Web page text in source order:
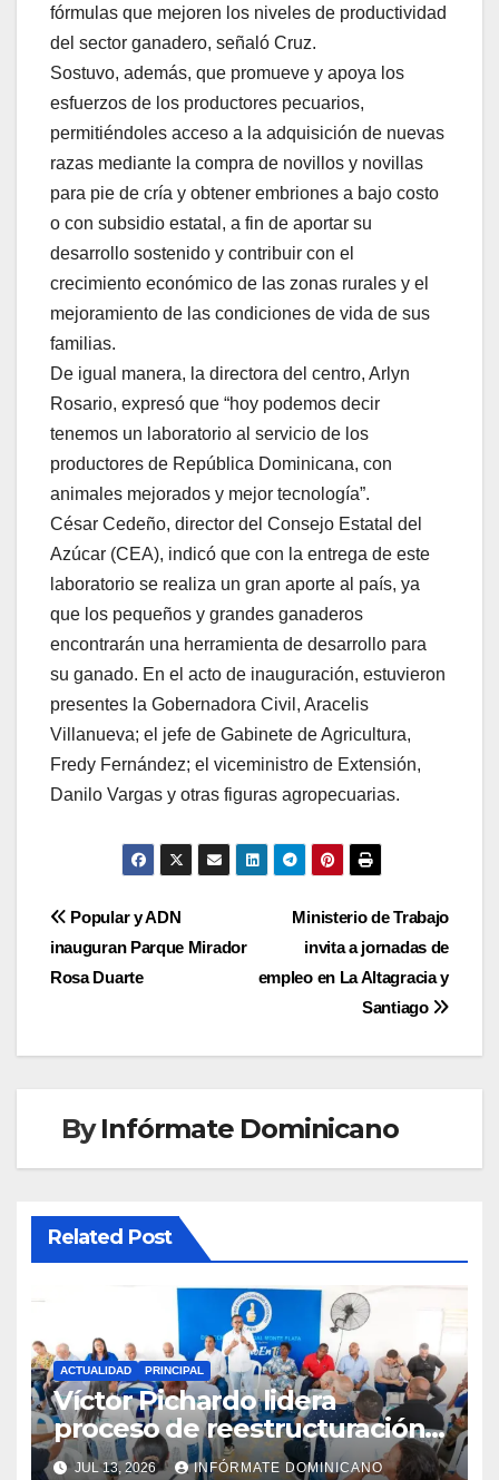
fórmulas que mejoren los niveles de productividad
del sector ganadero, señaló Cruz.
Sostuvo, además, que promueve y apoya los
esfuerzos de los productores pecuarios,
permitiéndoles acceso a la adquisición de nuevas
razas mediante la compra de novillos y novillas
para pie de cría y obtener embriones a bajo costo
o con subsidio estatal, a fin de aportar su
desarrollo sostenido y contribuir con el
crecimiento económico de las zonas rurales y el
mejoramiento de las condiciones de vida de sus
familias.
De igual manera, la directora del centro, Arlyn
Rosario, expresó que “hoy podemos decir
tenemos un laboratorio al servicio de los
productores de República Dominicana, con
animales mejorados y mejor tecnología”.
César Cedeño, director del Consejo Estatal del
Azúcar (CEA), indicó que con la entrega de este
laboratorio se realiza un gran aporte al país, ya
que los pequeños y grandes ganaderos
encontrarán una herramienta de desarrollo para
su ganado. En el acto de inauguración, estuvieron
presentes la Gobernadora Civil, Aracelis
Villanueva; el jefe de Gabinete de Agricultura,
Fredy Fernández; el viceministro de Extensión,
Danilo Vargas y otras figuras agropecuarias.
Navegación
de
Ministerio de Trabajo
invita a jornadas de
empleo en La Altagracia y
Santiago
Popular y ADN
inauguran Parque Mirador
Rosa Duarte
ByInfórmate Dominicano
Related Post
ACTUALIDAD PRINCIPAL
Víctor Pichardo lidera
proceso de reestructuración y
fortalecimiento del PRM en
JUL 13, 2026 INFÓRMATE DOMINICANO